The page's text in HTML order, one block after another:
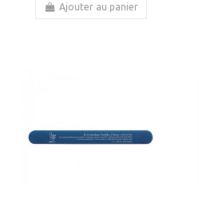
Ajouter au panier